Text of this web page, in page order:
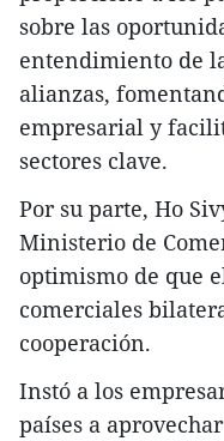
sobre las
entendimiento de
alianzas,
empresarial y
sectores clave.
Por su parte, Ho
Ministerio de
optimismo de que
comerciales
cooperación.
Instó a los
países a